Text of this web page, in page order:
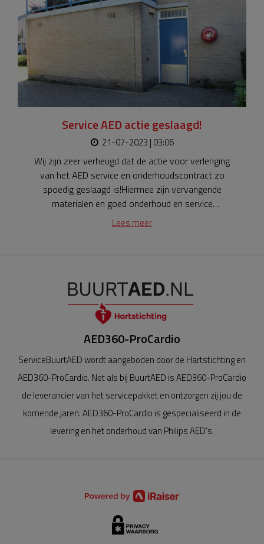
Service AED actie geslaagd!
21-07-2023 | 03:06
Wij zijn zeer verheugd dat de actie voor verlenging
van het AED service en onderhoudscontract zo
spoedig geslaagd is!Hiermee zijn vervangende
materialen en goed onderhoud en service
gegarandeerd tot dat de AED 10 jaar oud is.Wij willen
Lees meer
AED360-ProCardio
ServiceBuurtAED wordt aangeboden door de Hartstichting en
AED360-ProCardio. Net als bij BuurtAED is AED360-ProCardio
de leverancier van het servicepakket en ontzorgen zij jou de
komende jaren. AED360-ProCardio is gespecialiseerd in de
levering en het onderhoud van Philips AED’s.